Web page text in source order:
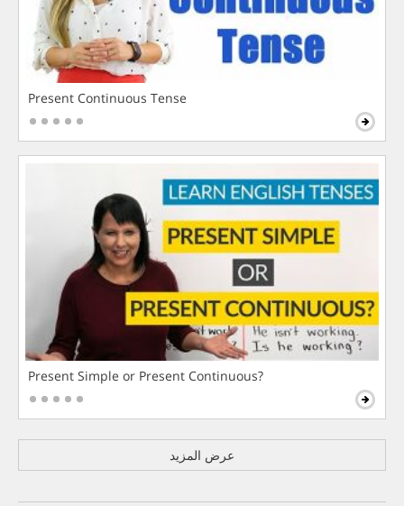
Present Continuous Tense
Present Simple or Present Continuous?
عرض المزيد